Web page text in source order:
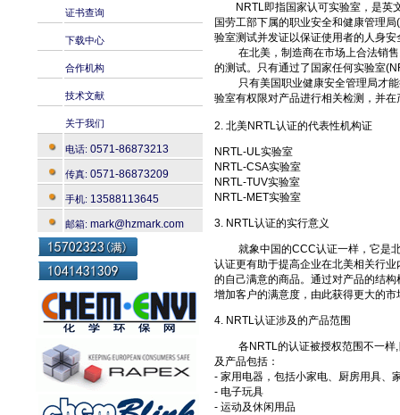
证书查询
下载中心
合作机构
技术文献
关于我们
电话: 0571-86873213
传真: 0571-86873209
手机: 13588113645
邮箱: mark@hzmark.com
NRTL即指国家认可实验室，是英
国劳工部下属的职业安全和健康管理
验室测试并发证以保证使用者的人身安
在北美，制造商在市场上合法销售
的测试。只有通过了国家任何实验室
只有美国职业健康安全管理局才能
验室有权限对产品进行相关检测，并
2. 北美NRTL认证的代表性机构证
NRTL-UL实验室
NRTL-CSA实验室
NRTL-TUV实验室
NRTL-MET实验室
3. NRTL认证的实行意义
就象中国的CCC认证一样，它是北
认证更有助于提高企业在北美相关行
的自己满意的商品。通过对产品的结
增加客户的满意度，由此获得更大的市
4. NRTL认证涉及的产品范围
各NRTL的认证被授权范围不一样,
及产品包括：
- 家用电器，包括小家电、厨房用具、
- 电子玩具
- 运动及休闲用品